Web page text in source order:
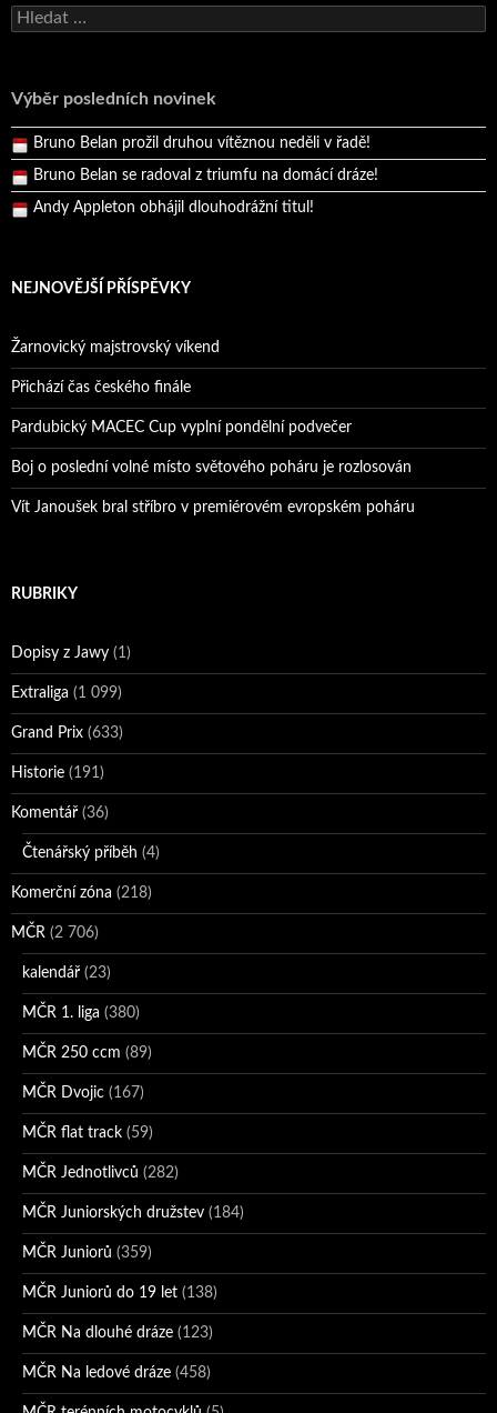
Vyhledávání
Výběr posledních novinek
Bruno Belan se radoval z triumfu na domácí dráze!
Pražský přebor neskrblil překvapeními!
Bruno Belan prožil druhou vítěznou neděli v řadě!
Bruno Belan se radoval z triumfu na domácí dráze!
Andy Appleton obhájil dlouhodrážní titul!
NEJNOVĚJŠÍ PŘÍSPĚVKY
Žarnovický majstrovský víkend
Přichází čas českého finále
Pardubický MACEC Cup vyplní pondělní podvečer
Boj o poslední volné místo světového poháru je rozlosován
Vít Janoušek bral stříbro v premiérovém evropském poháru
RUBRIKY
Dopisy z Jawy (1)
Extraliga (1 099)
Grand Prix (633)
Historie (191)
Komentář (36)
Čtenářský příběh (4)
Komerční zóna (218)
MČR (2 706)
kalendář (23)
MČR 1. liga (380)
MČR 250 ccm (89)
MČR Dvojic (167)
MČR flat track (59)
MČR Jednotlivců (282)
MČR Juniorských družstev (184)
MČR Juniorů (359)
MČR Juniorů do 19 let (138)
MČR Na dlouhé dráze (123)
MČR Na ledové dráze (458)